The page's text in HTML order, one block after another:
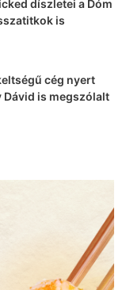
díszletei a Dóm
is
cég nyert
is megszólalt